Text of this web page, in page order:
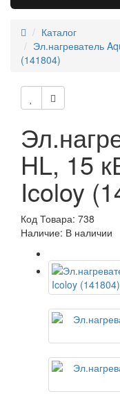
Каталог
Эл.нагреватель
(141804)
HL, 15
Icoloy
Код Товара: 738
Наличие: В наличии